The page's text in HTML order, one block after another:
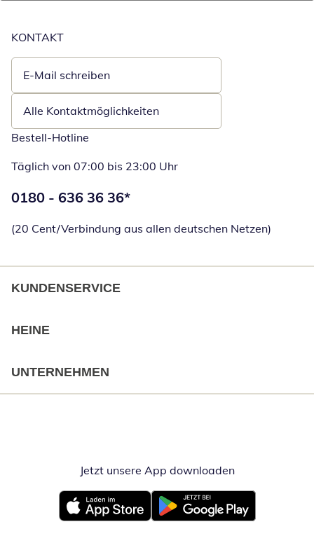
KONTAKT
E-Mail schreiben
Öffnet E-Mail-Client
Alle Kontaktmöglichkeiten
Bestell-Hotline
Täglich von 07:00 bis 23:00 Uhr
Telefonnummer:
0180 - 636 36 36*
(20 Cent/Verbindung aus allen deutschen Netzen)
KUNDENSERVICE
HEINE
UNTERNEHMEN
Jetzt unsere App downloadenÖffnet in
Öffnet in neuem FensterÖffnet in neuem Fenster